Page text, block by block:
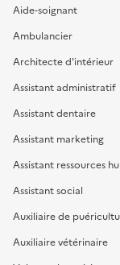
Aide-soignant
Ambulancier
Architecte d'intérieur
Assistant administratif
Assistant dentaire
Assistant marketing
Assistant ressources
Assistant social
Auxiliaire de
Auxiliaire vétérinaire